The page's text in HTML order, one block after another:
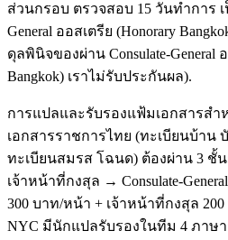
ส่วนกรอบ ตรวจสอบ 15 วันทำการ เ
General ออสเตรีย (Honorary
ดุลพินิจของผ่าน Consulate-General
Bangkok) เราไม่รับประกันผล).
การแปลและรับรองแฟ้มเอกสารสำ
เอกสารราชการไทย (ทะเบียนบ้าน
ทะเบียนสมรส โฉนด) ต้องผ่าน 3 ชั้
เจ้าหน้าที่กงสุล → Consulate-
300 บาท/หน้า + เจ้าหน้าที่กงสุล
NYC มีนักแปลรับรองในทีม 4 ภาษา